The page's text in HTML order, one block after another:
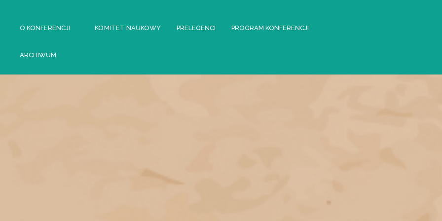
O KONFERENCJI KOMITET NAUKOWY PRELEGENCI PROGRAM KONFERENCJI
ARCHIWUM